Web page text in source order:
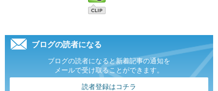
ブログの読者になる
ブログの読者になると新着記事の通知を
メールで受け取ることができます。
読者登録はコチラ